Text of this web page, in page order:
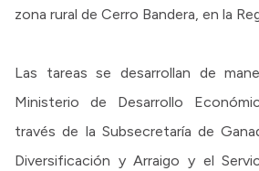
zona rural de Cerro Bandera, en la
Las tareas se desarrollan de
Ministerio de Desarrollo
través de la Subsecretaría de
Diversificación y Arraigo y el